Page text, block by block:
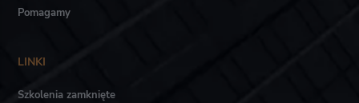
Pomagamy
LINKI
Szkolenia zamknięte